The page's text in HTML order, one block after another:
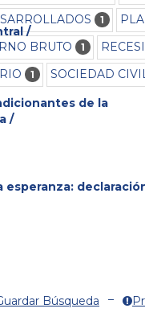
1
BRUTO 1
1 SOCIEDAD
/
de la
/
Búsqueda